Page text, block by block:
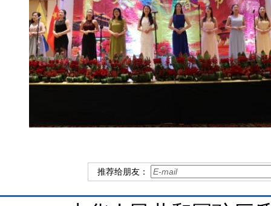
推荐给朋友：